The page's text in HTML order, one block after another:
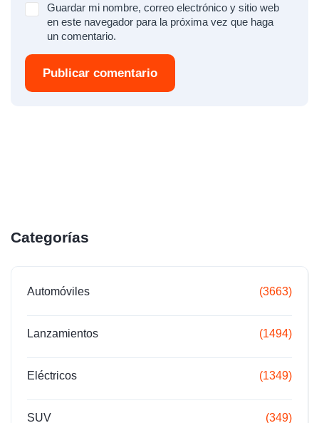
Guardar mi nombre, correo electrónico y sitio web
en este navegador para la próxima vez que haga
un comentario.
Publicar comentario
Categorías
Automóviles (3663)
Lanzamientos (1494)
Eléctricos (1349)
SUV (349)